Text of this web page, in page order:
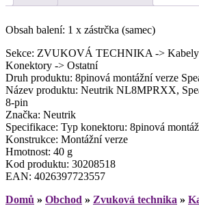
Obsah balení: 1 x zástrčka (samec)
Sekce: ZVUKOVÁ TECHNIKA -> Kabely
Konektory -> Ostatní
Druh produktu: 8pinová montážní verze
Název produktu: Neutrik NL8MPRXX,
8-pin
Značka: Neutrik
Specifikace: Typ konektoru: 8pinová
Konstrukce: Montážní verze
Hmotnost: 40 g
Kod produktu: 30208518
EAN: 4026397723557
Domů » Obchod » Zvuková technika »